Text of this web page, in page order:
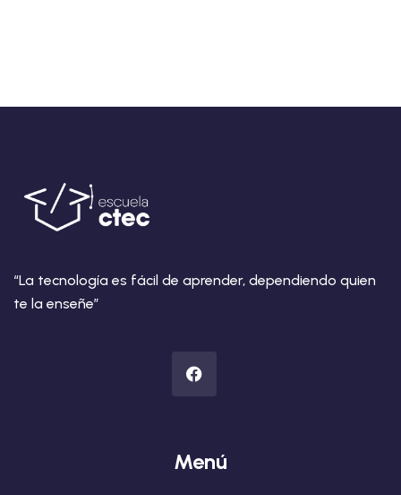
“La tecnología es fácil de aprender, dependiendo quien
te la enseñe”
Menú